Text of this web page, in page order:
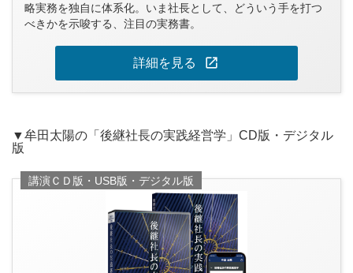
略実務を独自に体系化。いま社長として、どういう手を打つ
べきかを示唆する、注目の実務書。
詳細を見る open_in_new
▼牟田太陽の「後継社長の実践経営学」CD版・デジタル
版
講演ＣＤ版・USB版・デジタル版